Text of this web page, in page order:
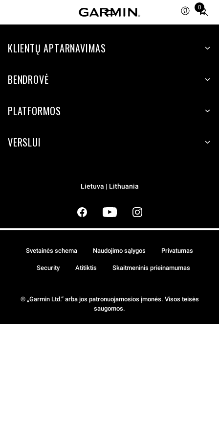
0
Total
KLIENTŲ APTARNAVIMAS
BENDROVĖ
PLATFORMOS
VERSLUI
Lietuva | Lithuania
© „Garmin Ltd.“ arba jos patronuojamosios įmonės. Visos teisės
saugomos.
Svetainės schema Naudojimo sąlygos Privatumas
Security Atitiktis Skaitmeninis prieinamumas